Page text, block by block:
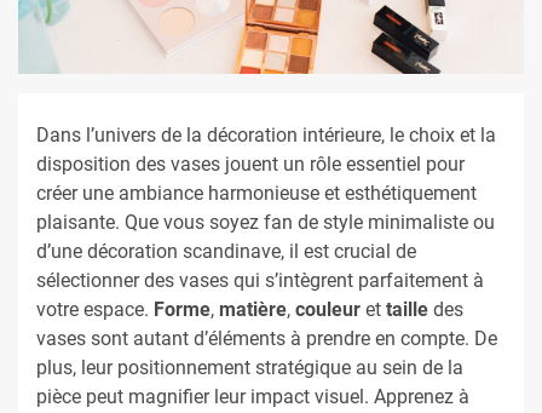
Dans l’univers de la décoration intérieure, le choix et la
disposition des vases jouent un rôle essentiel pour
créer une ambiance harmonieuse et esthétiquement
plaisante. Que vous soyez fan de style minimaliste ou
d’une décoration scandinave, il est crucial de
sélectionner des vases qui s’intègrent parfaitement à
votre espace. Forme, matière, couleur et taille des
vases sont autant d’éléments à prendre en compte. De
plus, leur positionnement stratégique au sein de la
pièce peut magnifier leur impact visuel. Apprenez à